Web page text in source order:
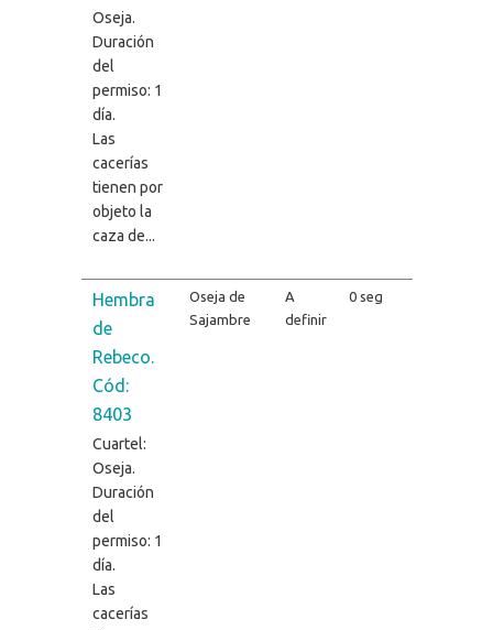
Oseja.
Duración
del
permiso: 1
día.
Las
cacerías
tienen por
objeto la
caza de...
Hembra
de
Rebeco.
Cód:
8403
Cuartel:
Oseja.
Duración
del
permiso: 1
día.
Las
cacerías
Oseja de
Sajambre
A
definir
0 seg